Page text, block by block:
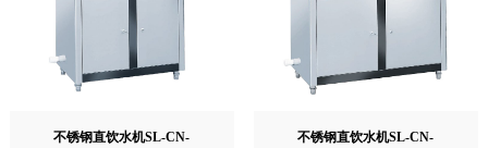
不锈钢直饮水机SL-CN- 不锈钢直饮水机SL-CN-